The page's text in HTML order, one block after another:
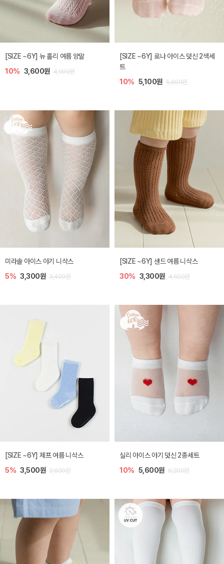
[SIZE ~6Y] 뉴 홀리 여름 양말
10% 3,600원 4,000원
[SIZE ~6Y] 로나 아이스 덧신 2색세
트
10% 5,100원 5,600원
미라솔 아이스 아기 니삭스
5% 3,300원 3,400원
[SIZE ~6Y] 샌드 여름 니삭스
30% 3,300원 4,600원
[SIZE ~6Y] 제프 여름 니삭스
5% 3,500원 3,600원
실리 아이스 아기 덧신 2종세트
10% 5,600원 6,200원